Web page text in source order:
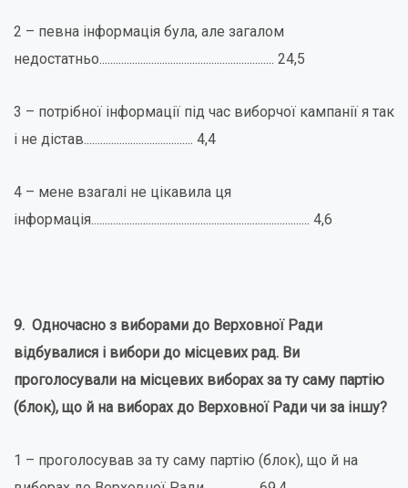
2 – певна інформація була, але загалом
недостатньо................................................................ 24,5
3 – потрібної інформації під час виборчої кампанії я так
і не дістав........................................ 4,4
4 – мене взагалі не цікавила ця
інформація................................................................................ 4,6
9. Одночасно з виборами до Верховної Ради
відбувалися і вибори до місцевих рад. Ви
проголосували на місцевих виборах за ту саму партію
(блок), що й на виборах до Верховної Ради чи за іншу?
1 – проголосував за ту саму партію (блок), що й на